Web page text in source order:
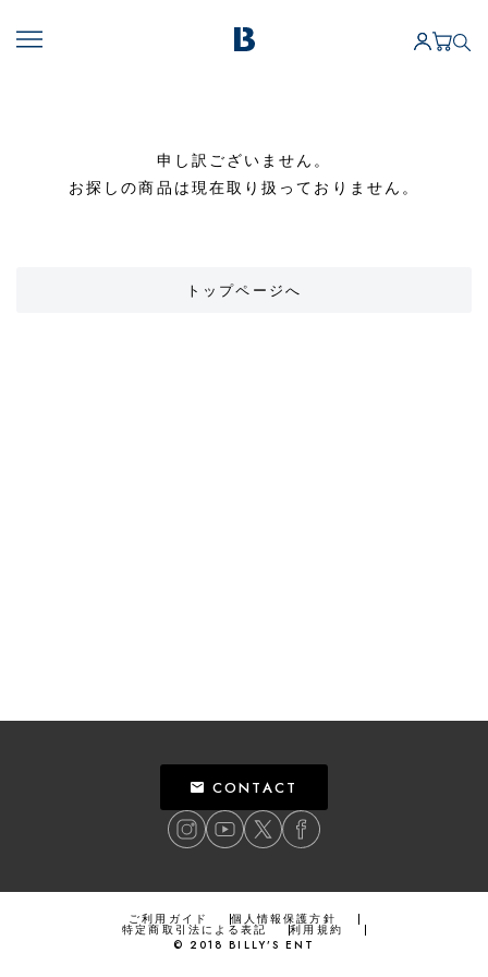
申し訳ございません。
お探しの商品は現在取り扱っておりません。
トップページへ
CONTACT
ご利用ガイド 個人情報保護方針
特定商取引法による表記
利用規約
© 2018 BILLY’S ENT